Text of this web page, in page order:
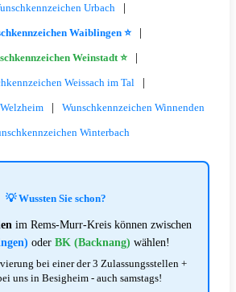
Urbach |
Waiblingen ⭐ |
Weinstadt ⭐ |
Weissach im Tal |
| Wunschkennzeichen Winnenden
Winterbach
💡 Wussten Sie schon?
im Rems-Murr-Kreis können zwischen
oder BK (Backnang) wählen!
bei einer der 3 Zulassungsstellen +
uns in Besigheim - auch samstags!